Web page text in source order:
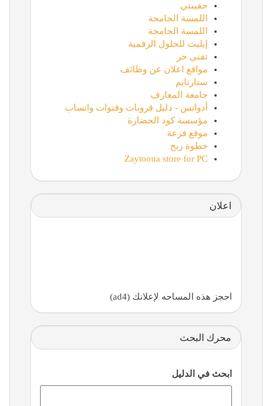
حقيبتي
اللمسة الجامحة
اللمسة الجامحة
إيليت للحلول الرقمية
تقني حر
مواقع اعلان عن وظائف
ستارتايم
جامعة المعارف
أدواتس - دليل قروبات وقنوات واتساب
مؤسسة كود الحضارة
موقع فزعة
خطوة ربح
Zaytoona store for PC
اعلان
احجز هذه المساحه لإعلانك (ad4)
محرك البحث
ابحث في الدليل